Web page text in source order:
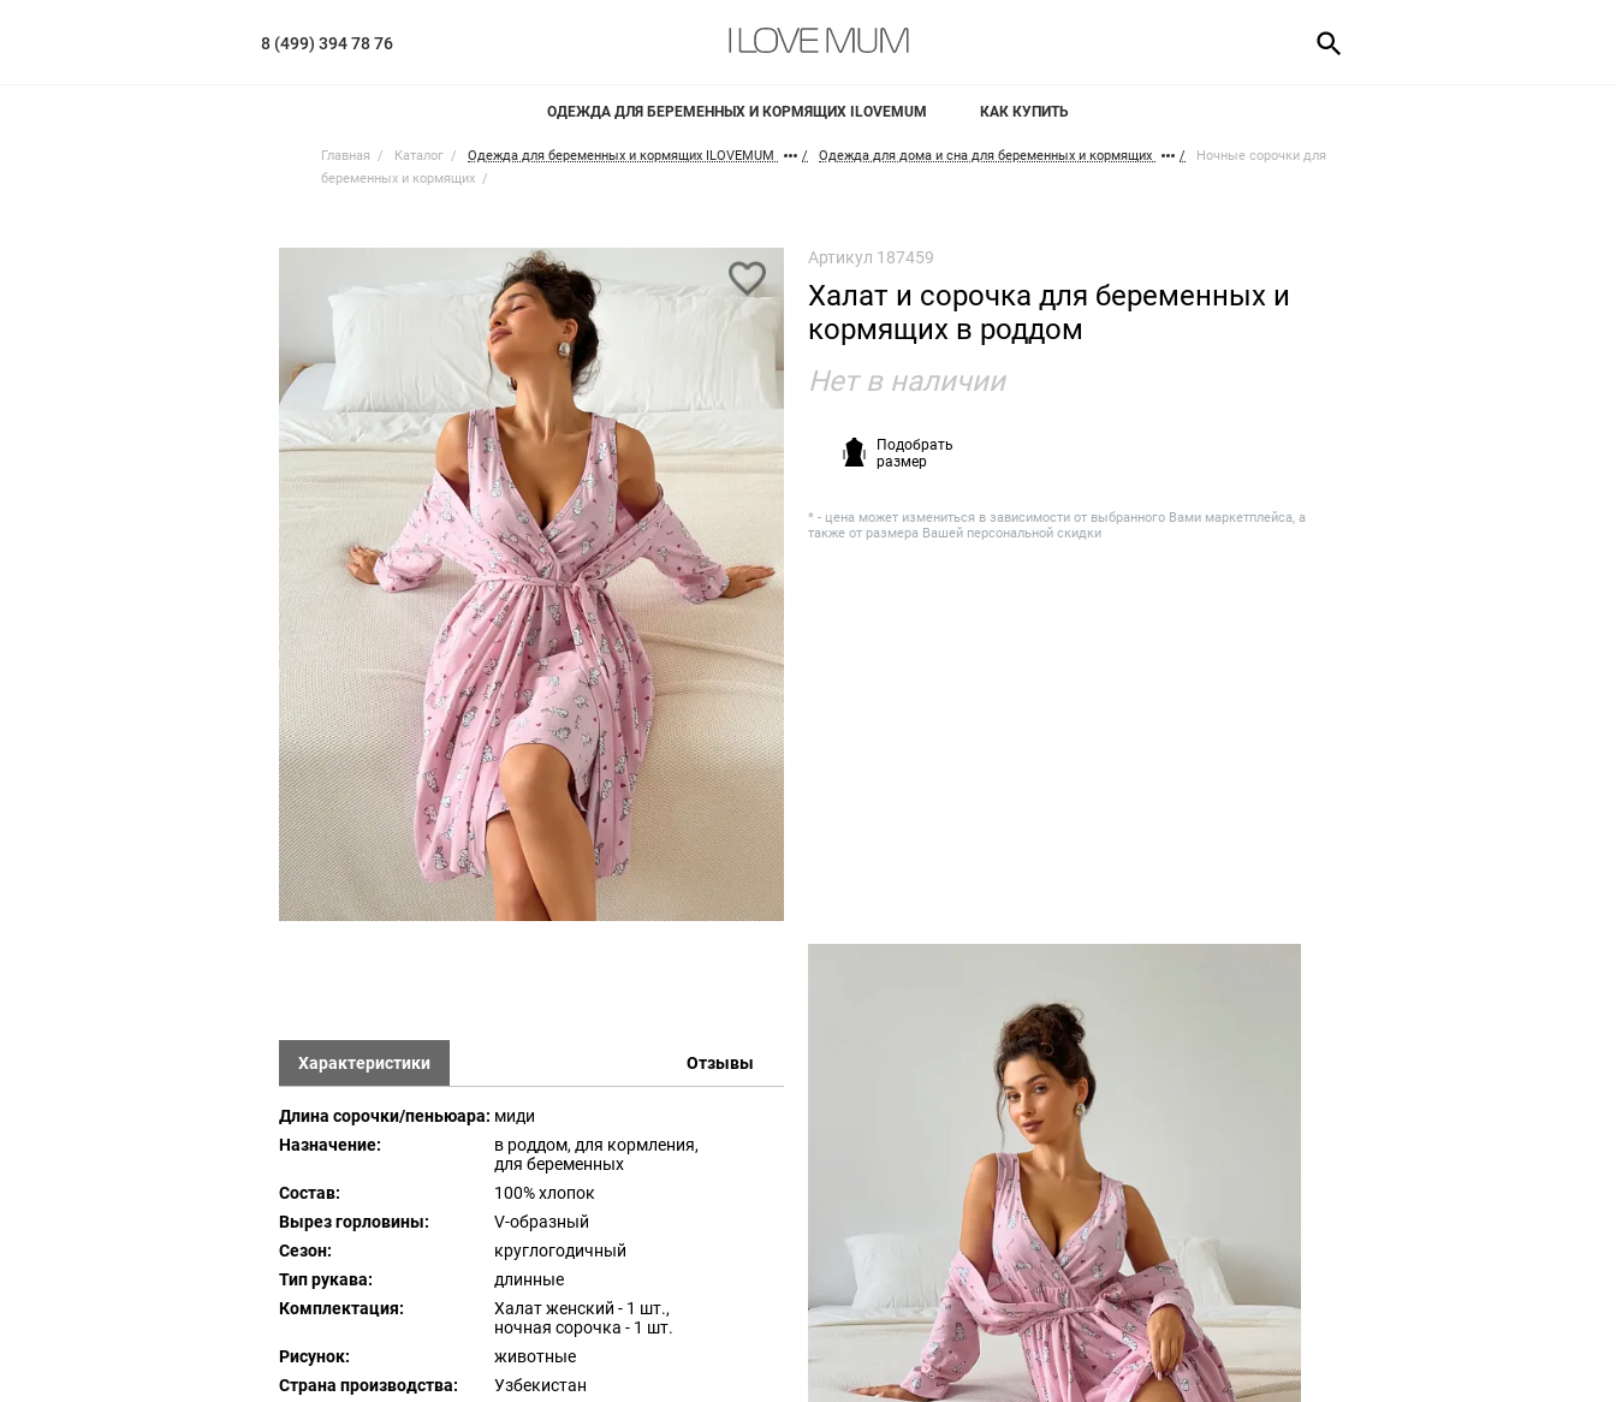
8 (499) 394 78 76
ОДЕЖДА ДЛЯ БЕРЕМЕННЫХ И КОРМЯЩИХ ILOVEMUM КАК КУПИТЬ
Главная Каталог Одежда для беременных и кормящих ILOVEMUM Одежда для дома и сна для беременных и кормящих
Ночные сорочки для
беременных и кормящих
Артикул 187459
Халат и сорочка для беременных и
кормящих в роддом
Нет в наличии
Подобрать
размер
* - цена может измениться в зависимости от выбранного Вами маркетплейса, а
также от размера Вашей персональной скидки
Характеристики Отзывы
Длина сорочки/пеньюара: миди
Назначение:
в роддом, для кормления,
для беременных
Состав:
100% хлопок
Вырез горловины:
V-образный
Сезон:
круглогодичный
Тип рукава:
длинные
Комплектация:
Халат женский - 1 шт.,
ночная сорочка - 1 шт.
Рисунок:
животные
Страна производства:
Узбекистан